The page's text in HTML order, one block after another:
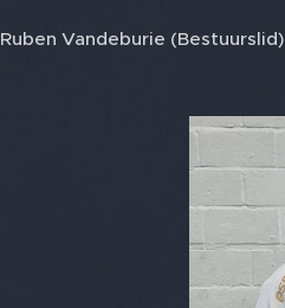
Ruben Vandeburie (Bestuurslid)